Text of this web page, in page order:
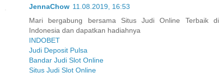
JennaChow 11.08.2019, 16:53
Mari bergabung bersama Situs Judi Online Terbaik di
Indonesia dan dapatkan hadiahnya
INDOBET
Judi Deposit Pulsa
Bandar Judi Slot Online
Situs Judi Slot Online